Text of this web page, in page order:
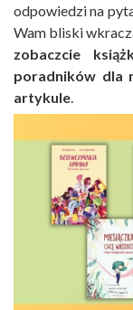
odpowiedzi na
Wam bliski
zobaczcie
poradników dla
artykule.